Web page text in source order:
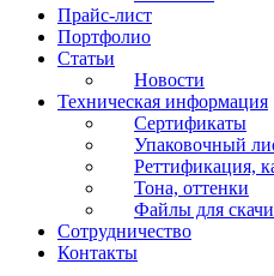
Прайс-лист
Портфолио
Статьи
Новости
Техническая информация
Сертификаты
Упаковочный
Реттификация,
Тона, оттенки
Файлы для
Сотрудничество
Контакты